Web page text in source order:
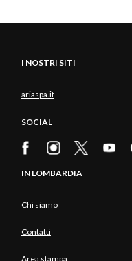
I NOSTRI SITI
ariaspa.it
SOCIAL
IN LOMBARDIA
Chi siamo
Contatti
Area stampa